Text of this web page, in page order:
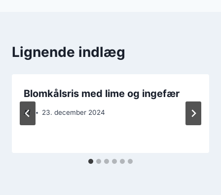
Lignende indlæg
Blomkålsris med lime og ingefær
Af 23. december 2024